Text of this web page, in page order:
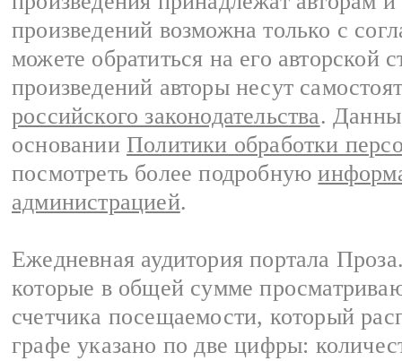
произведений возможна только с
можете обратиться на его авторской
произведений авторы несут
российского законодательства.
основании Политики обработки
посмотреть более подробную
администрацией.
Ежедневная аудитория портала
которые в общей сумме
счетчика посещаемости, который
графе указано по две цифры: